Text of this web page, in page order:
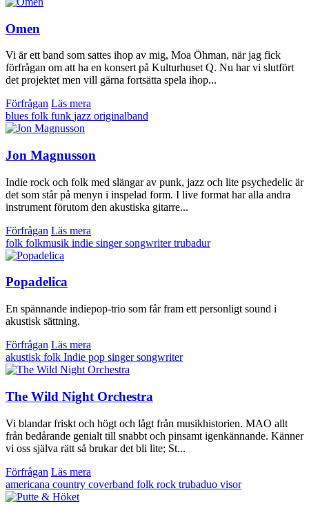
Omen
Vi är ett band som sattes ihop av mig, Moa Öhman, när jag fick
förfrågan om att ha en konsert på Kulturhuset Q. Nu har vi slutfört
det projektet men vill gärna fortsätta spela ihop...
Förfrågan Läs mera
blues folk funk jazz originalband
Jon Magnusson
Indie rock och folk med slängar av punk, jazz och lite psychedelic är
det som står på menyn i inspelad form. I live format har alla andra
instrument förutom den akustiska gitarre...
Förfrågan Läs mera
folk folkmusik indie singer songwritertrubadur
Popadelica
En spännande indiepop-trio som får fram ett personligt sound i
akustisk sättning.
Förfrågan Läs mera
akustisk folk Indie pop singer songwriter
The Wild Night Orchestra
Vi blandar friskt och högt och lågt från musikhistorien. MAO allt
från bedårande genialt till snabbt och pinsamt igenkännande. Känner
vi oss själva rätt så brukar det bli lite; St...
Förfrågan Läs mera
americana country coverband folk rock trubaduo visor